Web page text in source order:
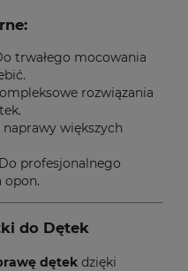
trwałego mocowania
rozwiązania
naprawy większych
Do profesjonalnego
opon.
do Dętek
dętek dzięki